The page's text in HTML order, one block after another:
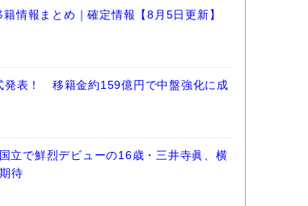
情報まとめ｜確定情報【8月5日更新】
発表！ 移籍金約159億円で中盤強化に成
立で鮮烈デビューの16歳・三井寺眞、横
待